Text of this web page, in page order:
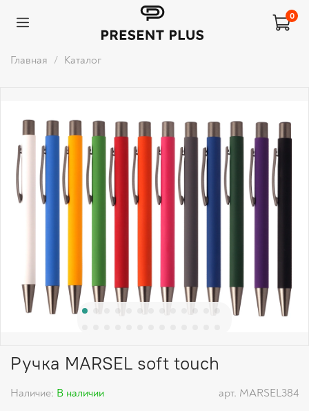
0
Главная Каталог
арт. MARSEL384
Наличие: В наличии
Ручка MARSEL soft touch